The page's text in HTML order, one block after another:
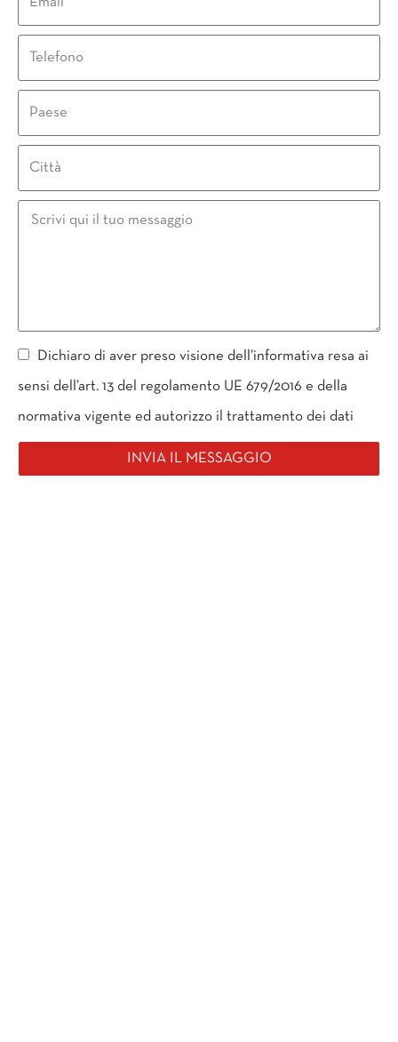
Dichiaro di aver preso visione dell’informativa resa ai
sensi dell’art. 13 del regolamento UE 679/2016 e della
normativa vigente ed autorizzo il trattamento dei dati
INVIA IL MESSAGGIO